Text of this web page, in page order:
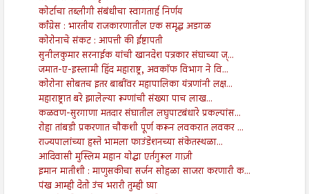
कोर्टाचा तब्लीगी संबंधीचा स्वागतार्ह निर्णय
काँग्रेस : भारतीय राजकारणातील एक समृद्ध अडगळ
कोरोनाचे संकट : आपत्ती की ईष्टापती
सुनीलकुमार सरनाईक यांची खानदेश पत्रकार संघाच्या ज्...
जमात-ए-इस्लामी हिंद महाराष्ट्र, अवकाॅफ विभाग ने वि...
कोरोना सोबतच इतर बाबींवर महापालिका यंत्रणांनी लक्ष...
महाराष्ट्रात बरे झालेल्या रूग्णांची संख्या पाच लाख...
कळवण-सुरगाणा मतदार संघातील लघुपाटबंधारे प्रकल्पांस...
रोहा तांबडी प्रकरणात चौकशी पूर्ण करून लवकरात लवकर ...
राज्यपालांच्या हस्ते भामला फाउंडेशनच्या संकेतस्थळा...
आदिवासी मुस्लिम महान योद्धा एर्तगुरूल गाज़ी
इमान मातीशी : माणुसकीचा सर्जन सोहळा साजरा करणारी क...
पंख आम्ही देतो उंच भरारी तुम्ही घ्या